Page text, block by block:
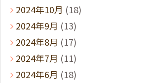
2024年10月 (18)
2024年9月 (13)
2024年8月 (17)
2024年7月 (11)
2024年6月 (18)